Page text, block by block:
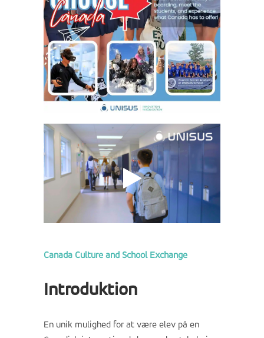
Canada Culture and School Exchange
Introduktion
En unik mulighed for at være elev på en